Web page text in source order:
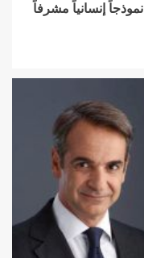
إنسانياً مشرفاً